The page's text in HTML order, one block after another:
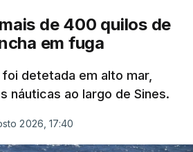
de 400 quilos de
em fuga
detetada em alto mar,
náuticas ao largo de Sines.
2026, 17:40